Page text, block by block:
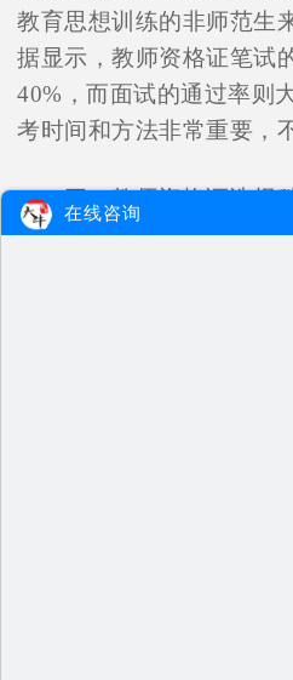
教育思想训练的非师范生
据显示，教师资格证笔试
40%，而面试的通过率则
考时间和方法非常重要，
三、教师资格证选择
在线咨询